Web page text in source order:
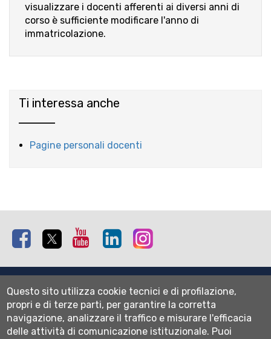
visualizzare i docenti afferenti ai diversi anni di
corso è sufficiente modificare l'anno di
immatricolazione.
Ti interessa anche
Pagine personali docenti
Facebook Twitter Youtube Linkedin
Mappa del sito
Normativa cookie
Informativa privacy
Cookie settings
Questo sito utilizza cookie tecnici e di profilazione,
propri e di terze parti, per garantire la corretta
navigazione, analizzare il traffico e misurare l'efficacia
delle attività di comunicazione istituzionale. Puoi